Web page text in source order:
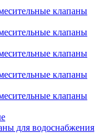
клапаны
клапаны
клапаны
клапаны
клапаны
для водоснабжения